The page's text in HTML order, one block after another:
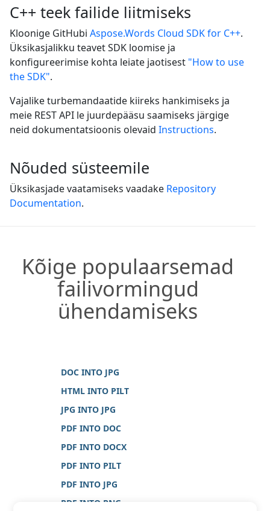
C++ teek failide liitmiseks
Kloonige GitHubi Aspose.Words Cloud SDK for C++.
Üksikasjalikku teavet SDK loomise ja
konfigureerimise kohta leiate jaotisest "How to use
the SDK".
Vajalike turbemandaatide kiireks hankimiseks ja
meie REST API le juurdepääsu saamiseks järgige
neid dokumentatsioonis olevaid Instructions.
Nõuded süsteemile
Üksikasjade vaatamiseks vaadake Repository
Documentation.
Kõige populaarsemad
failivormingud
ühendamiseks
DOC INTO JPG
HTML INTO PILT
JPG INTO JPG
PDF INTO DOC
PDF INTO DOCX
PDF INTO PILT
PDF INTO JPG
PDF INTO PNG